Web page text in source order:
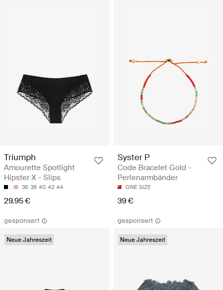
Triumph
Amourette Spotlight
Hipster X - Slips
36 38 40 42 44
29.95 €
Syster P
Code Bracelet Gold -
Perlenarmbänder
ONE SIZE
39 €
gesponsert
Neue Jahreszeit
gesponsert
Neue Jahreszeit